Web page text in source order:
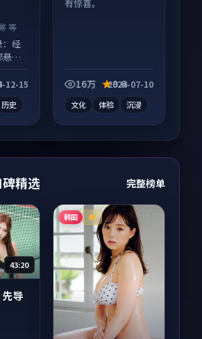
等
：经
疑
情感
12-15
历史
有惊喜。
16万 9.6
2024-07-10
文化 体验 沉浸
精选 完整榜单
43:20
导
韩国 4K